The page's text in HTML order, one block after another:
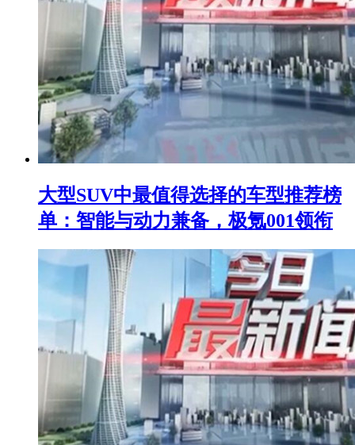
大型SUV中最值得选择的车型推荐榜
单：智能与动力兼备，极氪001领衔